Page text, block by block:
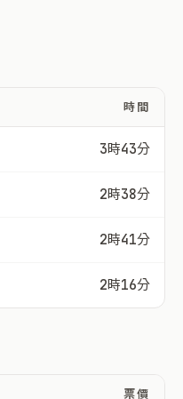
時間
3時43分
2時38分
2時41分
2時16分
票價